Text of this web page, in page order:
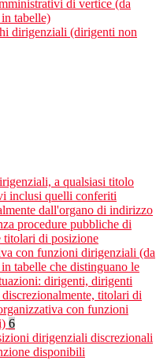
di vertice (da
tabelle)
dirigenziali (dirigenti non
a qualsiasi titolo
inclusi quelli conferiti
dall'organo di indirizzo
procedure pubbliche di
titolari di posizione
con funzioni dirigenziali (da
tabelle che distinguano le
dirigenti, dirigenti
titolari di
con funzioni
6
dirigenziali discrezionali
disponibili